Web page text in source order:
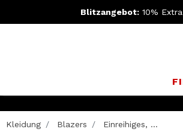
Blitzangebot: 10%
Kleidung Blazers Einreihiges, ...